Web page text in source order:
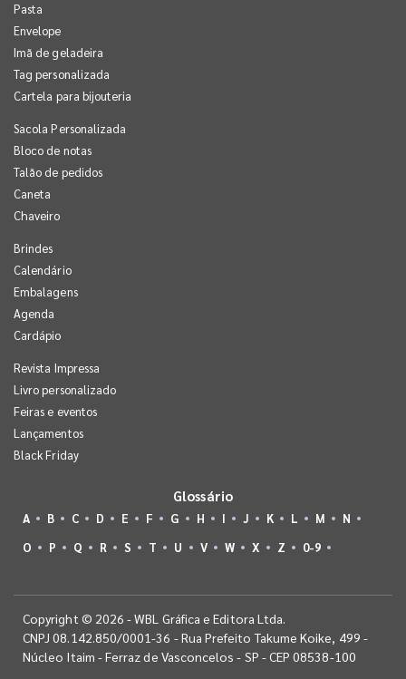
Pasta
Envelope
Imã de geladeira
Tag personalizada
Cartela para bijouteria
Sacola Personalizada
Bloco de notas
Talão de pedidos
Caneta
Chaveiro
Brindes
Calendário
Embalagens
Agenda
Cardápio
Revista Impressa
Livro personalizado
Feiras e eventos
Lançamentos
Black Friday
Glossário
A B C D E F G H I J K L M
N
O
P Q R S T U V W X Z 0-9
Copyright © 2026 - WBL Gráfica e Editora Ltda.
CNPJ 08.142.850/0001-36 - Rua Prefeito Takume Koike, 499 -
Núcleo Itaim - Ferraz de Vasconcelos - SP - CEP 08538-100